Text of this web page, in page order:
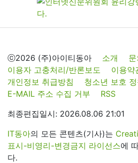
ⓒ2026 (주)아이티동아 소개
문
이용자 고충처리/반론보도
이용약
개인정보 취급방침
청소년 보호 정
E-MAIL 주소 수집 거부
RSS
최종편집일시: 2026.08.06 21:01
IT동아의 모든 콘텐츠(기사)는
표시-비영리-변경금지 라이선스에
다.